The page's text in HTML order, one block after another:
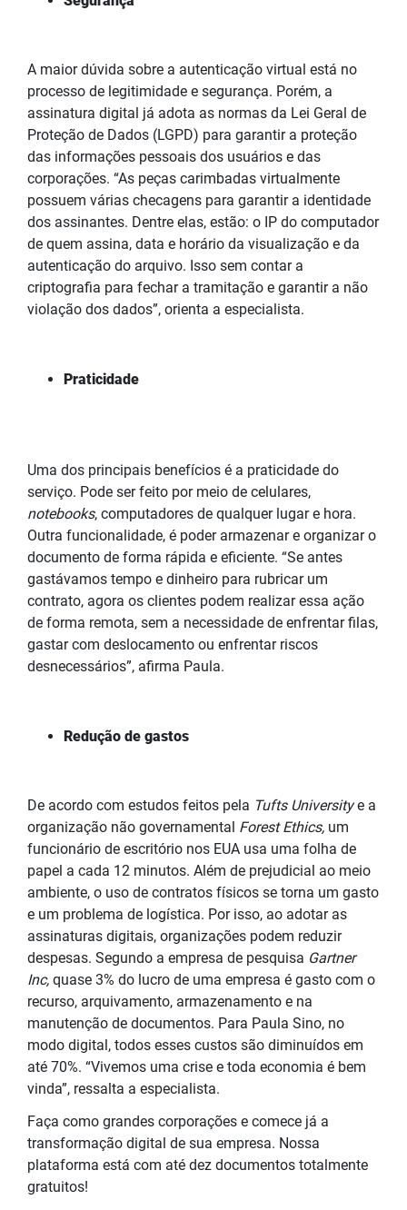
A maior dúvida sobre a autenticação virtual está no
processo de legitimidade e segurança. Porém, a
assinatura digital já adota as normas da Lei Geral de
Proteção de Dados (LGPD) para garantir a proteção
das informações pessoais dos usuários e das
corporações. “As peças carimbadas virtualmente
possuem várias checagens para garantir a identidade
dos assinantes. Dentre elas, estão: o IP do computador
de quem assina, data e horário da visualização e da
autenticação do arquivo. Isso sem contar a
criptografia para fechar a tramitação e garantir a não
violação dos dados”, orienta a especialista.
Praticidade
Uma dos principais benefícios é a praticidade do
serviço. Pode ser feito por meio de celulares,
notebooks, computadores de qualquer lugar e hora.
Outra funcionalidade, é poder armazenar e organizar o
documento de forma rápida e eficiente. “Se antes
gastávamos tempo e dinheiro para rubricar um
contrato, agora os clientes podem realizar essa ação
de forma remota, sem a necessidade de enfrentar filas,
gastar com deslocamento ou enfrentar riscos
desnecessários”, afirma Paula.
Redução de gastos
De acordo com estudos feitos pela Tufts Universitye a
organização não governamental Forest Ethics, um
funcionário de escritório nos EUA usa uma folha de
papel a cada 12 minutos. Além de prejudicial ao meio
ambiente, o uso de contratos físicos se torna um gasto
e um problema de logística. Por isso, ao adotar as
assinaturas digitais, organizações podem reduzir
despesas. Segundo a empresa de pesquisa Gartner
Inc, quase 3% do lucro de uma empresa é gasto com o
recurso, arquivamento, armazenamento e na
manutenção de documentos. Para Paula Sino, no
modo digital, todos esses custos são diminuídos em
até 70%. “Vivemos uma crise e toda economia é bem
vinda”, ressalta a especialista.
Faça como grandes corporações e comece já a
transformação digital de sua empresa. Nossa
plataforma está com até dez documentos totalmente
gratuitos!